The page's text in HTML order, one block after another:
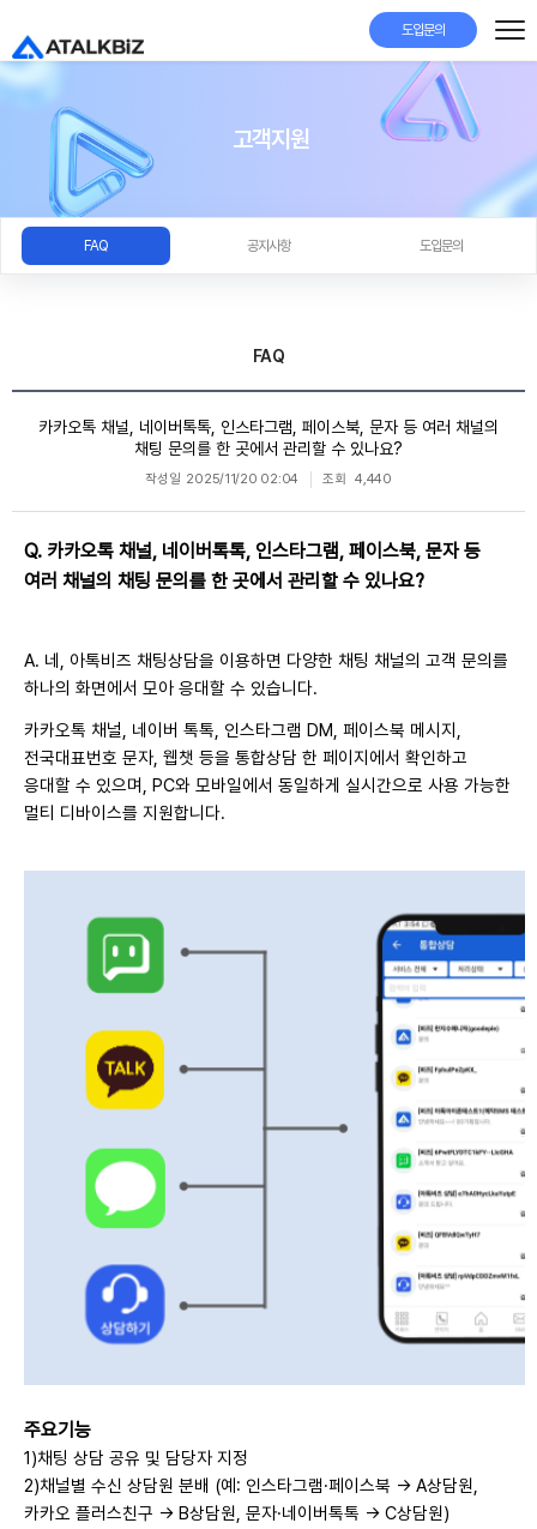
도입문의
고객지원
FAQ 공지사항 도입문의
FAQ
카카오톡 채널, 네이버톡톡, 인스타그램, 페이스북, 문자 등 여러 채널의
채팅 문의를 한 곳에서 관리할 수 있나요?
작성일 2025/11/20 02:04 조회 4,440
Q. 카카오톡 채널, 네이버톡톡, 인스타그램, 페이스북, 문자 등
여러 채널의 채팅 문의를 한 곳에서 관리할 수 있나요?
A. 네, 아톡비즈 채팅상담을 이용하면 다양한 채팅 채널의 고객 문의를
하나의 화면에서 모아 응대할 수 있습니다.
카카오톡 채널, 네이버 톡톡, 인스타그램 DM, 페이스북 메시지,
전국대표번호 문자, 웹챗 등을 통합상담 한 페이지에서 확인하고
응대할 수 있으며, PC와 모바일에서 동일하게 실시간으로 사용 가능한
멀티 디바이스를 지원합니다.
주요기능
1)채팅 상담 공유 및 담당자 지정
2)채널별 수신 상담원 분배 (예: 인스타그램·페이스북 → A상담원,
카카오 플러스친구 → B상담원, 문자·네이버톡톡 → C상담원)